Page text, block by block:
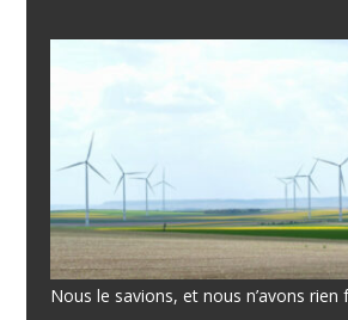
Nous le savions, et nous n’avons rien